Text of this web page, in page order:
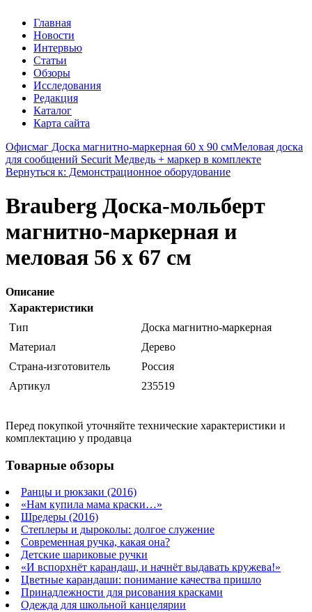
Главная
Новости
Интервью
Статьи
Обзоры
Исследования
Редакция
Каталог
Карта сайта
Офисмаг Доска магнитно-маркерная 60 х 90 смМеловая доска
для сообщений Securit Медведь + маркер в комплекте
Вернуться к: Демонстрационное оборудование
Brauberg Доска-мольберт
магнитно-маркерная и
меловая 56 х 67 см
Описание
Характеристики
Тип
Доска магнитно-маркерная
Материал
Дерево
Страна-изготовитель
Россия
Артикул
235519
Перед покупкой уточняйте технические характеристики и
комплектацию у продавца
Товарные обзоры
Ранцы и рюкзаки (2016)
«Нам купила мама краски…»
Шредеры (2016)
Степлеры и дыроколы: долгое служение
Современная ручка, какая она?
Детские шариковые ручки
«И вспорхнёт карандаш, и начнёт выдавать кружева!»
Цветные карандаши: понимание качества пришло
Принадлежности для рисования красками
Одежда для школьной канцелярии